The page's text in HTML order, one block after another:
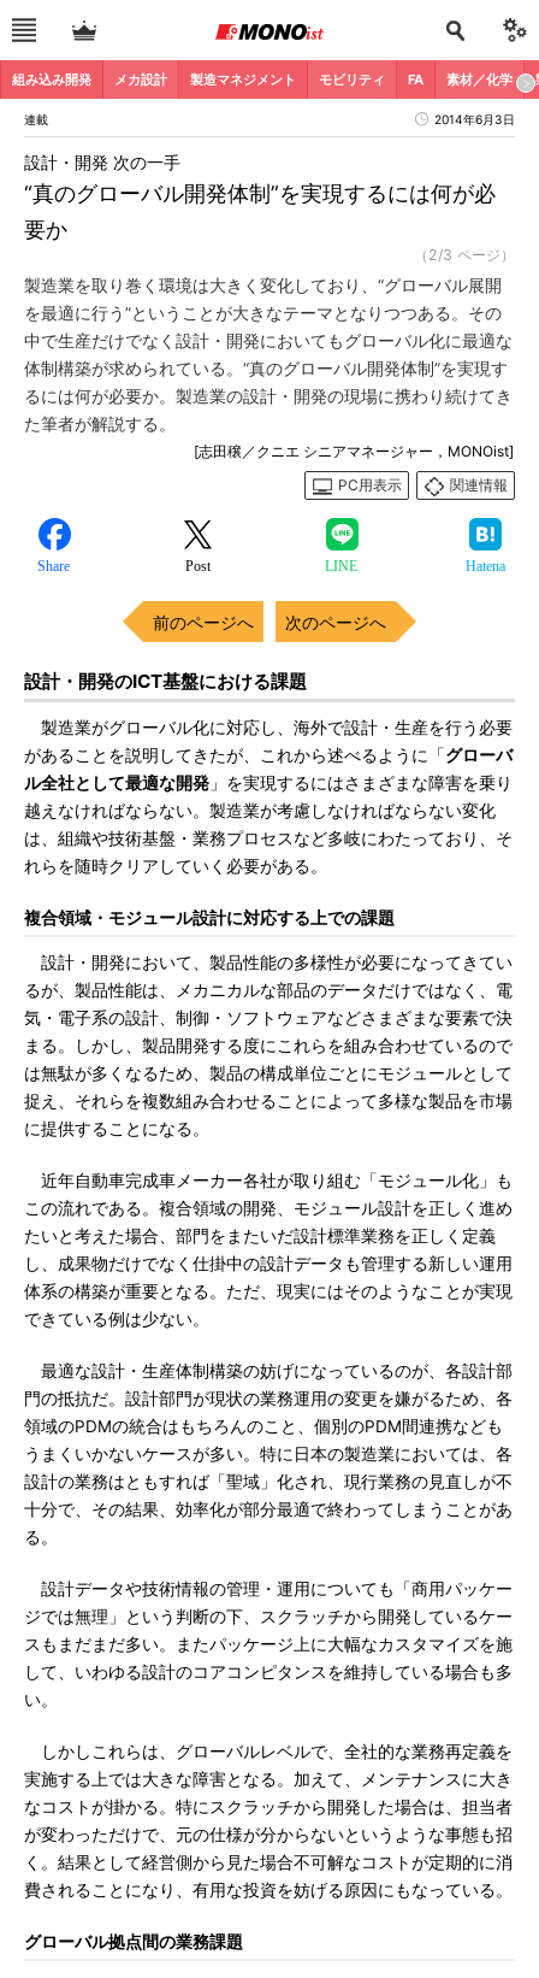
組み込み開発 メカ設計 製造マネジメント モビリティ FA 素材／化学
連載 2014年6月3日
“真のグローバル開発体制”を実現するには何が必
要か
設計・開発 次の一手
（2/3 ページ）
製造業を取り巻く環境は大きく変化しており、“グローバル展開
を最適に行う”ということが大きなテーマとなりつつある。その
中で生産だけでなく設計・開発においてもグローバル化に最適な
体制構築が求められている。“真のグローバル開発体制”を実現す
るには何が必要か。製造業の設計・開発の現場に携わり続けてき
た筆者が解説する。
[志田穣／クニエ シニアマネージャー，MONOist]
PC用表示
関連情報
Share Post LINE Hatena
前のページへ 次のページへ
設計・開発のICT基盤における課題
製造業がグローバル化に対応し、海外で設計・生産を行う必要
があることを説明してきたが、これから述べるように「グローバ
ル全社として最適な開発 」を実現するにはさまざまな障害を乗り
越えなければならない。製造業が考慮しなければならない変化
は、組織や技術基盤・業務プロセスなど多岐にわたっており、そ
れらを随時クリアしていく必要がある。
複合領域・モジュール設計に対応する上での課題
設計・開発において、製品性能の多様性が必要になってきてい
るが、製品性能は、メカニカルな部品のデータだけではなく、電
気・電子系の設計、制御・ソフトウェアなどさまざまな要素で決
まる。しかし、製品開発する度にこれらを組み合わせているので
は無駄が多くなるため、製品の構成単位ごとにモジュールとして
捉え、それらを複数組み合わせることによって多様な製品を市場
に提供することになる。
近年自動車完成車メーカー各社が取り組む「モジュール化」も
この流れである。複合領域の開発、モジュール設計を正しく進め
たいと考えた場合、部門をまたいだ設計標準業務を正しく定義
し、成果物だけでなく仕掛中の設計データも管理する新しい運用
体系の構築が重要となる。ただ、現実にはそのようなことが実現
できている例は少ない。
最適な設計・生産体制構築の妨げになっているのが、各設計部
門の抵抗だ。設計部門が現状の業務運用の変更を嫌がるため、各
領域のPDMの統合はもちろんのこと、個別のPDM間連携なども
うまくいかないケースが多い。特に日本の製造業においては、各
設計の業務はともすれば「聖域」化され、現行業務の見直しが不
十分で、その結果、効率化が部分最適で終わってしまうことがあ
る。
設計データや技術情報の管理・運用についても「商用パッケー
ジでは無理」という判断の下、スクラッチから開発しているケー
スもまだまだ多い。またパッケージ上に大幅なカスタマイズを施
して、いわゆる設計のコアコンピタンスを維持している場合も多
い。
しかしこれらは、グローバルレベルで、全社的な業務再定義を
実施する上では大きな障害となる。加えて、メンテナンスに大き
なコストが掛かる。特にスクラッチから開発した場合は、担当者
が変わっただけで、元の仕様が分からないというような事態も招
く。結果として経営側から見た場合不可解なコストが定期的に消
費されることになり、有用な投資を妨げる原因にもなっている。
グローバル拠点間の業務課題